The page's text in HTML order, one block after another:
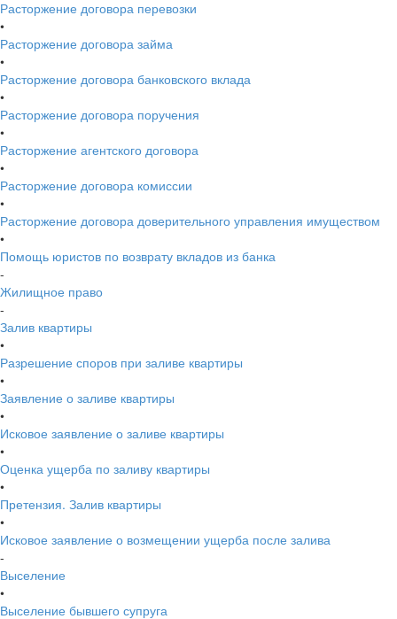
Расторжение договора перевозки
•
Расторжение договора займа
•
Расторжение договора банковского вклада
•
Расторжение договора поручения
•
Расторжение агентского договора
•
Расторжение договора комиссии
•
Расторжение договора доверительного управления имуществом
•
Помощь юристов по возврату вкладов из банка
-
Жилищное право
-
Залив квартиры
•
Разрешение споров при заливе квартиры
•
Заявление о заливе квартиры
•
Исковое заявление о заливе квартиры
•
Оценка ущерба по заливу квартиры
•
Претензия. Залив квартиры
•
Исковое заявление о возмещении ущерба после залива
-
Выселение
•
Выселение бывшего супруга